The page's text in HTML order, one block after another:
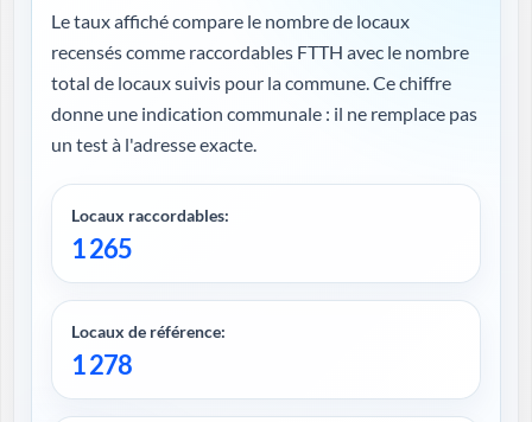
Le taux affiché compare le nombre de locaux
recensés comme raccordables FTTH avec le nombre
total de locaux suivis pour la commune. Ce chiffre
donne une indication communale : il ne remplace pas
un test à l'adresse exacte.
Locaux raccordables:
1 265
Locaux de référence:
1 278